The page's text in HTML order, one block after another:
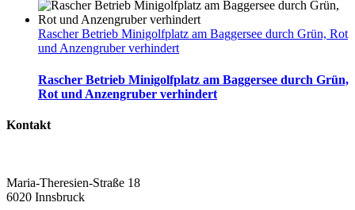
Rascher Betrieb Minigolfplatz am Baggersee durch Grün, Rot
und Anzengruber verhindert
Rascher Betrieb Minigolfplatz am Baggersee durch Grün,
Rot und Anzengruber verhindert
Kontakt
Maria-Theresien-Straße 18
6020 Innsbruck